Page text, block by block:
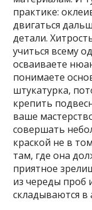
практике:
двигаться
детали.
учиться всему
осваиваете
понимаете
штукатурка,
крепить
ваше
совершать
краской не в
там, где она
приятное
из череды проб
складываются в